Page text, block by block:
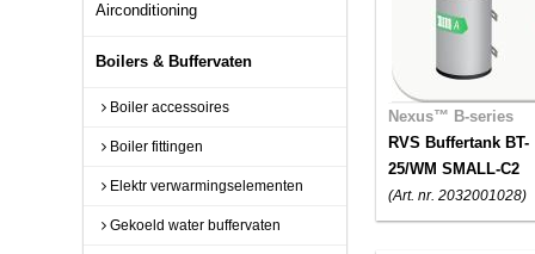
Airconditioning
Boilers & Buffervaten
Boiler accessoires
Boiler fittingen
Elektr verwarmingselementen
Gekoeld water buffervaten
Nexus™ B-series
RVS Buffertank BT-
25/WM SMALL-C2
(Art. nr. 2032001028)